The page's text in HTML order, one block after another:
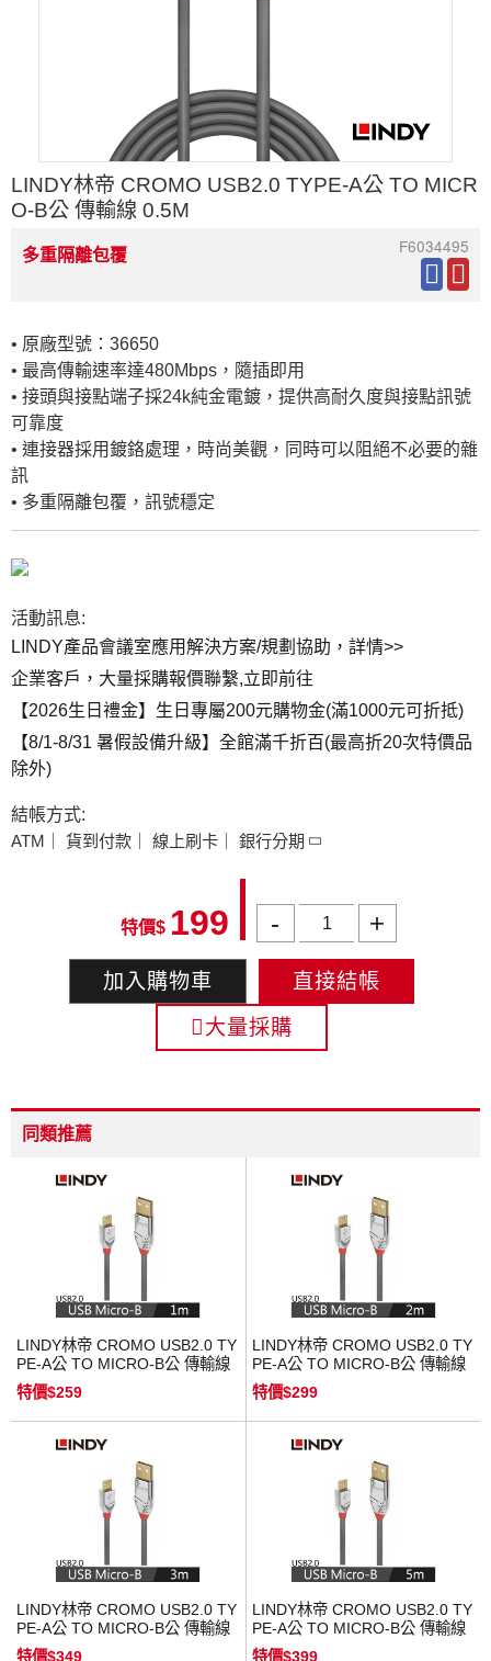
LINDY林帝 CROMO USB2.0 TYPE-A公 TO MICR
O-B公 傳輸線 0.5M
多重隔離包覆 F6034495
• 原廠型號：36650
• 最高傳輸速率達480Mbps，隨插即用
• 接頭與接點端子採24k純金電鍍，提供高耐久度與接點訊號
可靠度
• 連接器採用鍍鉻處理，時尚美觀，同時可以阻絕不必要的雜
訊
• 多重隔離包覆，訊號穩定
LINDY產品會議室應用解決方案/規劃協助，詳情>>
企業客戶，大量採購報價聯繫,立即前往
【2026生日禮金】生日專屬200元購物金(滿1000元可折抵)
【8/1-8/31 暑假設備升級】全館滿千折百(最高折20次特價品
除外)
ATM 貨到付款 線上刷卡 銀行分期
199 - +
加入購物車
直接結帳
大量採購
同類推薦
LINDY林帝 CROMO USB2.0 TY
PE-A公 TO MICRO-B公 傳輸線
1M
特價$259
LINDY林帝 CROMO USB2.0 TY
PE-A公 TO MICRO-B公 傳輸線
2M
特價$299
LINDY林帝 CROMO USB2.0 TY
PE-A公 TO MICRO-B公 傳輸線
3M
特價$349
LINDY林帝 CROMO USB2.0 TY
PE-A公 TO MICRO-B公 傳輸線
5M
特價$399